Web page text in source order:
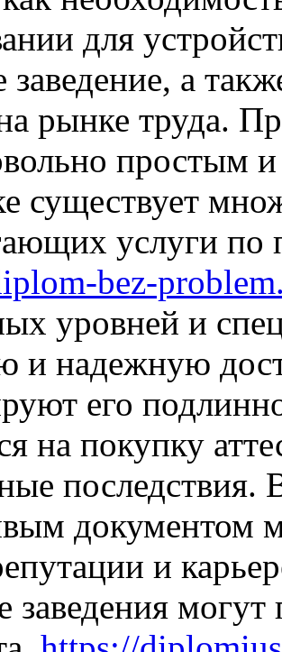
для
заведение, а
рынке труда.
простым
существует
услуги по
bez-
уровней и
и надежную
его
на покупку
последствия.
документом
и
заведения